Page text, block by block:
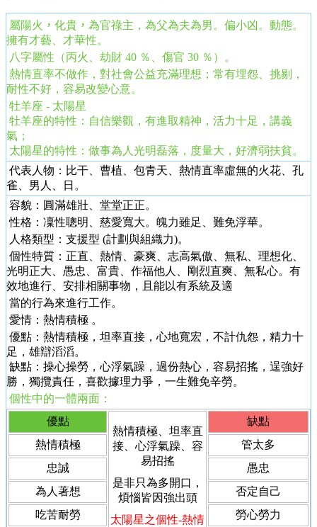
屬陽火 ， 化貴 ， 為官祿主，為父為夫為男。偏小凶。動態。
擁有才藝、才華性。
八字屬性（丙火、劫財 40 ％、傷官 30 ％）。
熱情直率不做作，對社會公益充滿理想 ； 常有埋怨、挑剔，
耐性不好，容易改變心意。
牡羊座 - 太陽星
牡羊座的特性：自信樂觀，有進取精神，活力十足，講義
氣；
太陽星的特性：做事為人光明磊落，度量大，好濟弱扶貧。
代表人物：比干、 曹植 、包青天、熱情直率虛無的火花、孔
雀、男人、日。
容貌：圓滿雄壯、堂堂正正。
性格：凜性聰明、慈愛寬大。魄力雖足、難免浮華。
人格類型：支援型 (計劃與組織力)。
個性特質：正直、熱情、豪爽、志高氣傲、無私、理想化、
光明正大、愚忠、富貴、作福他人、剛烈直爽、無私心。有
效地進行、安排相關事物，且能以有系統及適
當的行為來進行工作。
愛情：熱情積極 。
優點：熱情積極，坦率直接，心地寬宏，不計仇怨，精力十
足，雄辯滔滔。
缺點：操心操勞，心浮氣躁，過份熱心，容易招搖，逞強好
勝，獨攬責任，喜歡據理力爭，一生難免辛勞。
個性中的一體兩面：
優點
熱情積極、坦率直
接、心浮氣躁、容
易招搖
是非只為多開口，
煩惱皆因強出頭
太陽星之個性-熱情
缺點
熱情積極
管太多
忠誠
愚忠
為人著想
否定自己
吃苦耐勞
勞心勞力